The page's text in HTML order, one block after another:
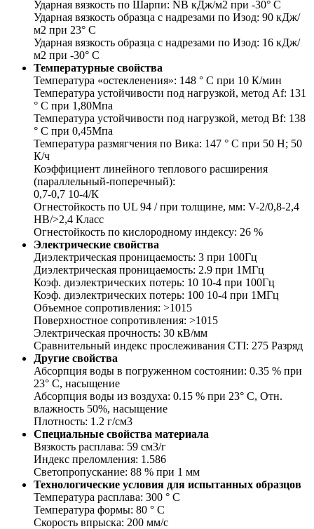
Ударная вязкость по Шарпи: NB кДж/м2 при -30° С
Ударная вязкость образца с надрезами по Изод: 90 кДж/
м2 при 23° С
Ударная вязкость образца с надрезами по Изод: 16 кДж/
м2 при -30° С
Температурные свойства
Температура «остекленения»: 148 ° С при 10 К/мин
Температура устойчивости под нагрузкой, метод Af: 131
° С при 1,80Мпа
Температура устойчивости под нагрузкой, метод Вf: 138
° С при 0,45Мпа
Температура размягчения по Вика: 147 ° С при 50 Н; 50
К/ч
Коэффициент линейного теплового расширения
(параллельный-поперечный):
0,7-0,7 10-4/К
Огнестойкость по UL 94 / при толщине, мм: V-2/0,8-2,4
HB/>2,4 Класс
Огнестойкость по кислородному индексу: 26 %
Электрические свойства
Диэлектрическая проницаемость: 3 при 100Гц
Диэлектрическая проницаемость: 2.9 при 1МГц
Коэф. диэлектрических потерь: 10 10-4 при 100Гц
Коэф. диэлектрических потерь: 100 10-4 при 1МГц
Объемное сопротивления: >1015
Поверхностное сопротивления: >1015
Электрическая прочность: 30 кВ/мм
Сравнительный индекс прослеживания CTI: 275 Разряд
Другие свойства
Абсорпция воды в погруженном состоянии: 0.35 % при
23° С, насыщение
Абсорпция воды из воздуха: 0.15 % при 23° С, Отн.
влажность 50%, насыщение
Плотность: 1.2 г/см3
Специальные свойства материала
Вязкость расплава: 59 см3/г
Индекс преломления: 1.586
Светопропускание: 88 % при 1 мм
Технологические условия для испытанных образцов
Температура расплава: 300 ° С
Температура формы: 80 ° С
Скорость впрыска: 200 мм/с